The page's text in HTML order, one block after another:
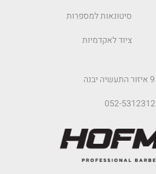
סיטונאות למספרות
ציוד לאקדמיות
052-5312312